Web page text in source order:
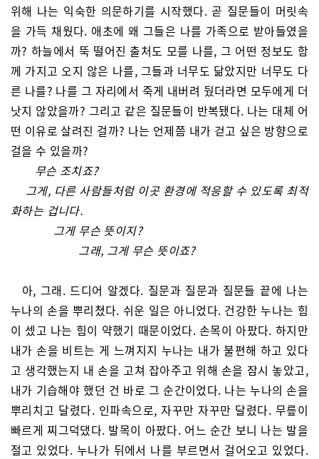
위해 나는 익숙한 의문하기를 시작했다. 곧 질문들이 머릿속
을 가득 채웠다. 애초에 왜 그들은 나를 가족으로 받아들였을
까? 하늘에서 뚝 떨어진 출처도 모를 나를, 그 어떤 정보도 함
께 가지고 오지 않은 나를, 그들과 너무도 닮았지만 너무도 다
른 나를? 나를 그 자리에서 죽게 내버려 뒀더라면 모두에게 더
낫지 않았을까? 그리고 같은 질문들이 반복됐다. 나는 대체 어
떤 이유로 살려진 걸까? 나는 언제쯤 내가 걷고 싶은 방향으로
걸을 수 있을까?
무슨 조치죠?
그게, 다른 사람들처럼 이곳 환경에 적응할 수 있도록 최적
화하는 겁니다.
그게 무슨 뜻이지?
그래, 그게 무슨 뜻이죠?
아, 그래. 드디어 알겠다. 질문과 질문과 질문들 끝에 나는
누나의 손을 뿌리쳤다. 쉬운 일은 아니었다. 건강한 누나는 힘
이 셌고 나는 힘이 약했기 때문이었다. 손목이 아팠다. 하지만
내가 손을 비트는 게 느껴지지 누나는 내가 불편해 하고 있다
고 생각했는지 내 손을 고쳐 잡아주고 위해 손을 잠시 놓았고,
내가 기습해야 했던 건 바로 그 순간이었다. 나는 누나의 손을
뿌리치고 달렸다. 인파속으로, 자꾸만 자꾸만 달렸다. 무릎이
빠르게 찌그덕댔다. 발목이 아팠다. 어느 순간 보니 나는 발을
절고 있었다. 누나가 뒤에서 나를 부르면서 걸어오고 있었다.